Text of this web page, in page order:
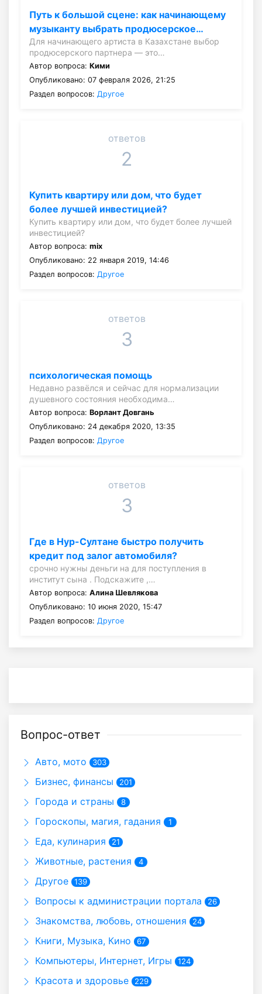
Путь к большой сцене: как начинающему
музыканту выбрать продюсерское…
Для начинающего артиста в Казахстане выбор
продюсерского партнера — это…
Автор вопроса: Кими
Опубликовано: 07 февраля 2026, 21:25
Раздел вопросов: Другое
ответов
2
Купить квартиру или дом, что будет
более лучшей инвестицией?
Купить квартиру или дом, что будет более лучшей
инвестицией?
Автор вопроса: mix
Опубликовано: 22 января 2019, 14:46
Раздел вопросов: Другое
ответов
3
психологическая помощь
Недавно развёлся и сейчас для нормализации
душевного состояния необходима…
Автор вопроса: Ворлант Довгань
Опубликовано: 24 декабря 2020, 13:35
Раздел вопросов: Другое
ответов
3
Где в Нур-Султане быстро получить
кредит под залог автомобиля?
срочно нужны деньги на для поступления в
институт сына . Подскажите ,…
Автор вопроса: Алина Шевлякова
Опубликовано: 10 июня 2020, 15:47
Раздел вопросов: Другое
Вопрос-ответ
Авто, мото 303
Бизнес, финансы 201
Города и страны 8
Гороскопы, магия, гадания 1
Еда, кулинария 21
Животные, растения 4
Другое 139
Вопросы к администрации портала 26
Знакомства, любовь, отношения 24
Книги, Музыка, Кино 67
Компьютеры, Интернет, Игры 124
Красота и здоровье 229